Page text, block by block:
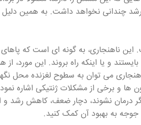
چندانی نخواهد داشت. به همین
ناهنجاری، به گونه ای است که
و یا اینکه راه بروند. این مورد، از
می توان به سطوح لغزنده محل
و برخی از مشکلات ژنتیکی اشاره
نشوند، دچار ضعف، کاهش رشد و
به بهبود آن کمک کنید.